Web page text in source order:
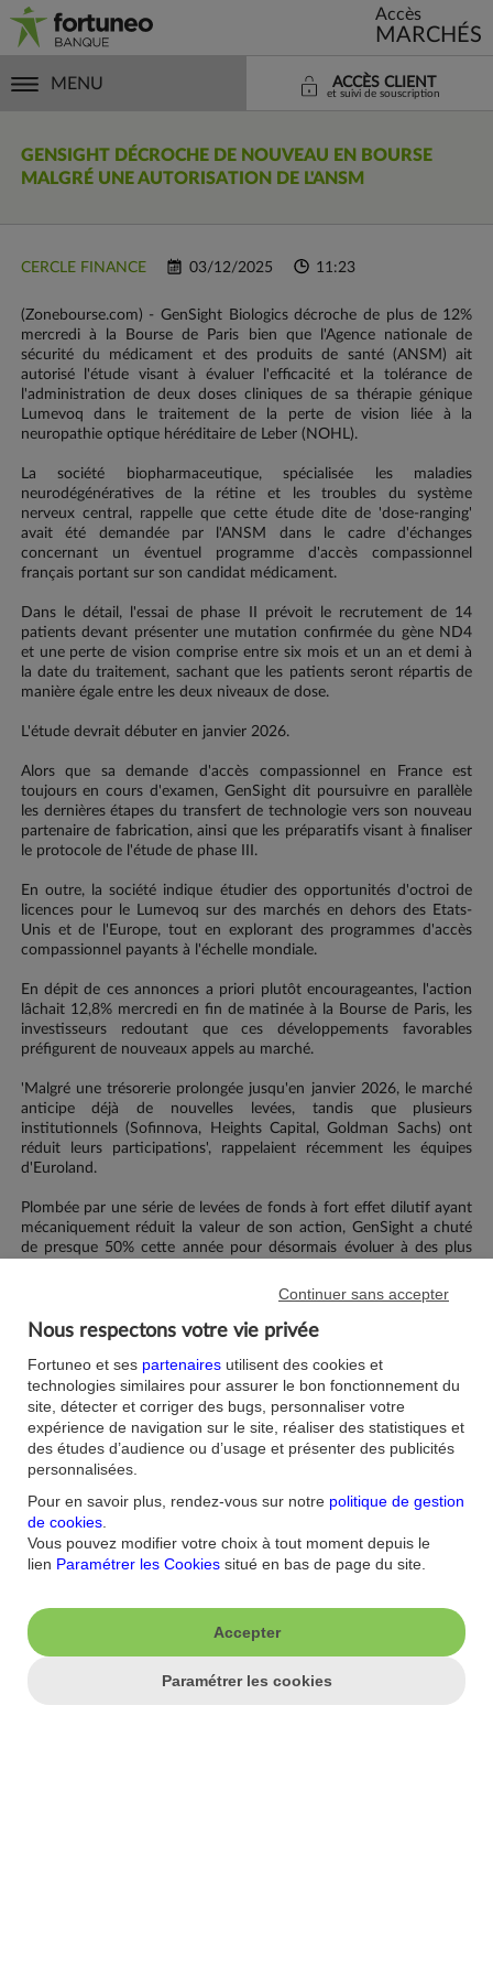
Accès
MARCHÉS
MENU ACCÈS CLIENT
et suivi de souscription
GENSIGHT DÉCROCHE DE NOUVEAU EN BOURSE
MALGRÉ UNE AUTORISATION DE L'ANSM
CERCLE FINANCE 03/12/2025 11:23
(Zonebourse.com) - GenSight Biologics décroche de plus de 12%
mercredi à la Bourse de Paris bien que l'Agence nationale de
sécurité du médicament et des produits de santé (ANSM) ait
autorisé l'étude visant à évaluer l'efficacité et la tolérance de
l'administration de deux doses cliniques de sa thérapie génique
Lumevoq dans le traitement de la perte de vision liée à la
neuropathie optique héréditaire de Leber (NOHL).
La société biopharmaceutique, spécialisée les maladies
neurodégénératives de la rétine et les troubles du système
nerveux central, rappelle que cette étude dite de 'dose-ranging'
avait été demandée par l'ANSM dans le cadre d'échanges
concernant un éventuel programme d'accès compassionnel
français portant sur son candidat médicament.
Dans le détail, l'essai de phase II prévoit le recrutement de 14
patients devant présenter une mutation confirmée du gène ND4
et une perte de vision comprise entre six mois et un an et demi à
la date du traitement, sachant que les patients seront répartis de
manière égale entre les deux niveaux de dose.
L'étude devrait débuter en janvier 2026.
Alors que sa demande d'accès compassionnel en France est
toujours en cours d'examen, GenSight dit poursuivre en parallèle
les dernières étapes du transfert de technologie vers son nouveau
partenaire de fabrication, ainsi que les préparatifs visant à finaliser
le protocole de l'étude de phase III.
En outre, la société indique étudier des opportunités d'octroi de
licences pour le Lumevoq sur des marchés en dehors des Etats-
Unis et de l'Europe, tout en explorant des programmes d'accès
compassionnel payants à l'échelle mondiale.
En dépit de ces annonces a priori plutôt encourageantes, l'action
lâchait 12,8% mercredi en fin de matinée à la Bourse de Paris, les
investisseurs redoutant que ces développements favorables
préfigurent de nouveaux appels au marché.
'Malgré une trésorerie prolongée jusqu'en janvier 2026, le marché
anticipe déjà de nouvelles levées, tandis que plusieurs
institutionnels (Sofinnova, Heights Capital, Goldman Sachs) ont
réduit leurs participations', rappelaient récemment les équipes
d'Euroland.
Plombée par une série de levées de fonds à fort effet dilutif ayant
mécaniquement réduit la valeur de son action, GenSight a chuté
de presque 50% cette année pour désormais évoluer à des plus
Copyright (c) 2025 Zonebourse.com - All rights reserved.
Société(s) citée(s) :
GENSIGHT BIOLOGICS (FRA)
J'aime ma banque.
Nous contacter
Parrainage
Fortuneo sur votre mobile
Espace Presse
Nos engagements RSE
Aide/FAQ
Guides Bourse
Nous respectons votre vie privée
Fortuneo et ses partenaires utilisent des cookies et
technologies similaires pour assurer le bon fonctionnement du
site, détecter et corriger des bugs, personnaliser votre
expérience de navigation sur le site, réaliser des statistiques et
des études d’audience ou d’usage et présenter des publicités
personnalisées.
Pour en savoir plus, rendez-vous sur notre politique de gestion
de cookies
Vous pouvez modifier votre choix à tout moment depuis le
lien Paramétrer les Cookies situé en bas de page du site.
Accepter
Continuer sans accepter
Paramétrer les cookies